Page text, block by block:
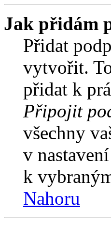
Jak přidám
Přidat
vytvořit.
přidat k
Připojit
všechny
v
k
Nahoru